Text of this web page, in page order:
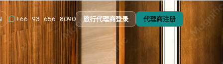
+66 93 656 8090 旅行代理商登录 代理商注册